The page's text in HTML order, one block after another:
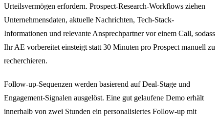
Urteilsvermögen erfordern. Prospect-Research-Workflows ziehen
Unternehmensdaten, aktuelle Nachrichten, Tech-Stack-
Informationen und relevante Ansprechpartner vor einem Call, sodass
Ihr AE vorbereitet einsteigt statt 30 Minuten pro Prospect manuell zu
recherchieren.
Follow-up-Sequenzen werden basierend auf Deal-Stage und
Engagement-Signalen ausgelöst. Eine gut gelaufene Demo erhält
innerhalb von zwei Stunden ein personalisiertes Follow-up mit